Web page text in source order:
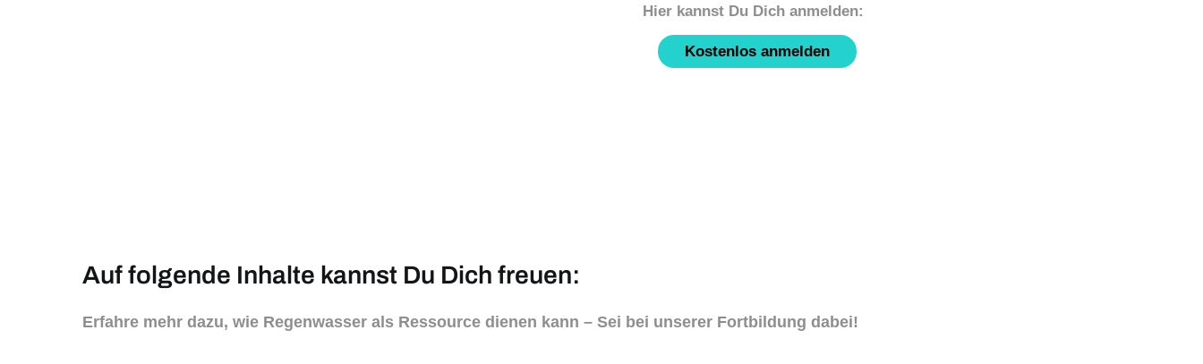
Kostenlos anmelden
Auf folgende Inhalte kannst Du Dich freuen:
Erfahre mehr dazu, wie Regenwasser als Ressource dienen kann – Sei bei unserer Fortbildung dabei!